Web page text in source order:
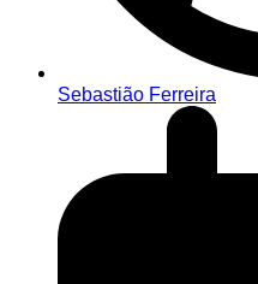
Sebastião Ferreira